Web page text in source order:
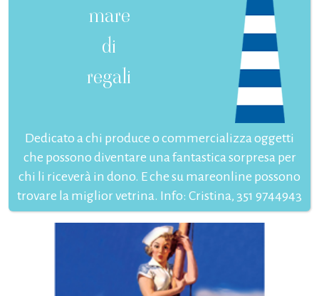
mare
di
regali
Dedicato a chi produce o commercializza oggetti
che possono diventare una fantastica sorpresa per
chi li riceverà in dono. E che su mareonline possono
trovare la miglior vetrina. Info: Cristina, 351 9744943